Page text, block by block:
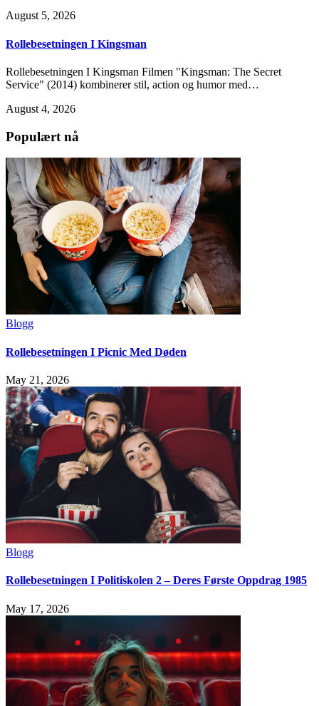
August 5, 2026
Rollebesetningen I Kingsman
Rollebesetningen I Kingsman Filmen "Kingsman: The Secret
Service" (2014) kombinerer stil, action og humor med…
August 4, 2026
Populært nå
Blogg
Rollebesetningen I Picnic Med Døden
May 21, 2026
Blogg
Rollebesetningen I Politiskolen 2 – Deres Første Oppdrag 1985
May 17, 2026